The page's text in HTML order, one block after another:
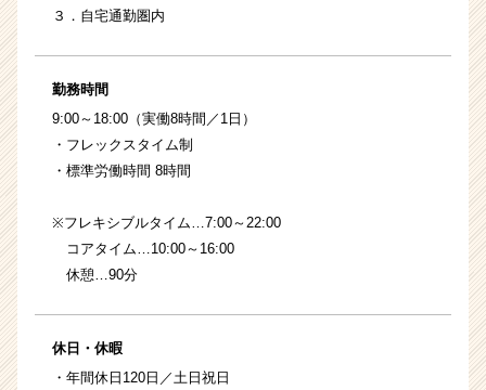
３．自宅通勤圏内
勤務時間
9:00～18:00（実働8時間／1日）
・フレックスタイム制
・標準労働時間 8時間
※フレキシブルタイム…7:00～22:00
コアタイム…10:00～16:00
休憩…90分
休日・休暇
・年間休日120日／土日祝日